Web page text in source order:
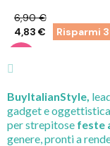
6,90 €
4,83 €
Risparmi
BuyItalianStyle,
gadget e
per strepitose feste
genere, pronti a